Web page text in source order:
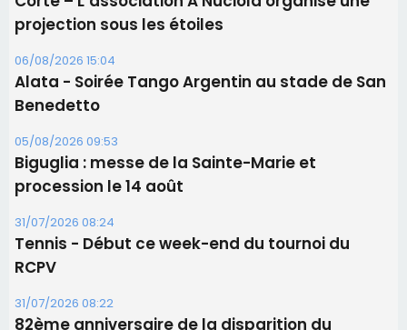
Les brèves
06/08/2026 15:57
Ucciani – Marché des producteurs à Cruculi le
11 août
06/08/2026 15:25
Corte – L’association A Nuciola organise une
projection sous les étoiles
06/08/2026 15:04
Alata - Soirée Tango Argentin au stade de San
Benedetto